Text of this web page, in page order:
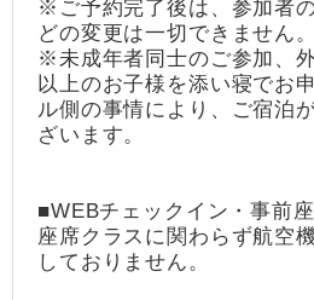
※ご予約完了後は、参加者
どの変更は一切できません。
※未成年者同士のご参加、
以上のお子様を添い寝でお
ル側の事情により、ご宿泊
ざいます。
■WEBチェックイン・事前
座席クラスに関わらず航空
しておりません。